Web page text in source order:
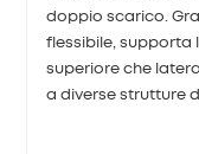
doppio scarico.
flessibile, supporta
superiore che
a diverse strutture